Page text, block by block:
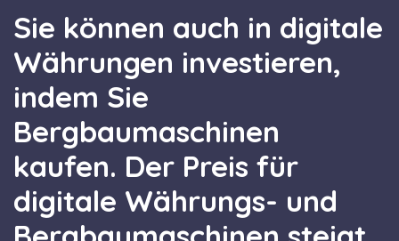
Sie können auch in digitale
Währungen investieren,
indem Sie
Bergbaumaschinen
kaufen. Der Preis für
digitale Währungs- und